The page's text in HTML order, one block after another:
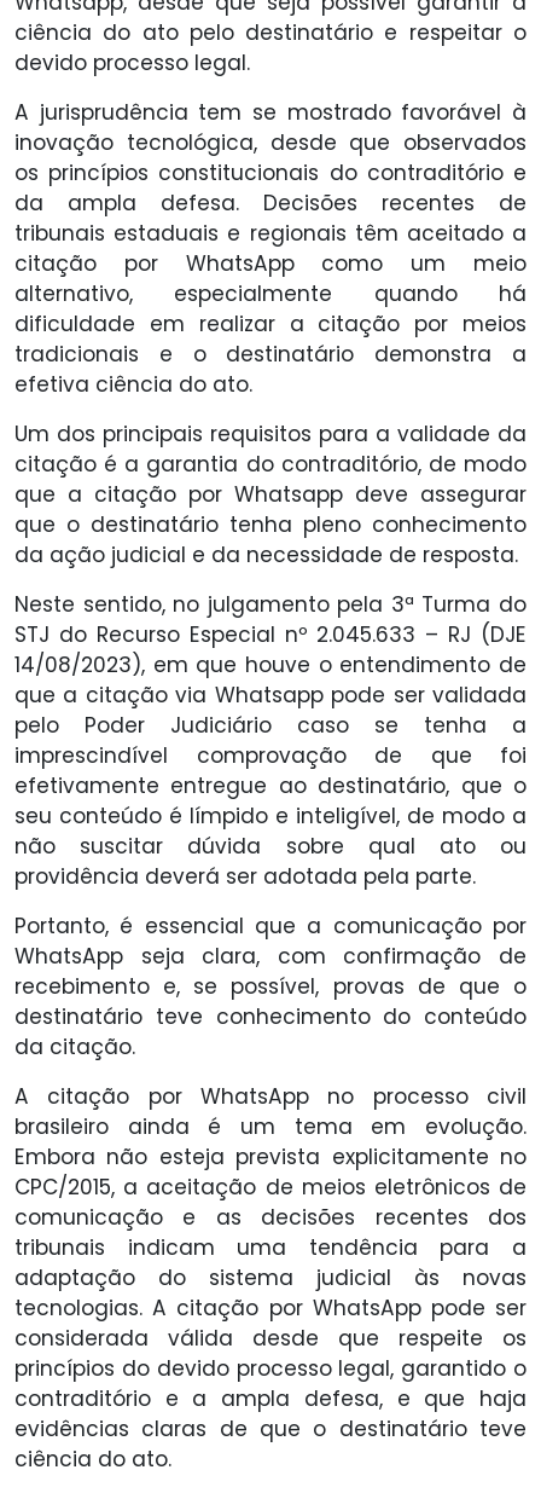
ciência do ato pelo destinatário e respeitar o
devido processo legal.
A jurisprudência tem se mostrado favorável à
inovação tecnológica, desde que observados
os princípios constitucionais do contraditório e
da ampla defesa. Decisões recentes de
tribunais estaduais e regionais têm aceitado a
citação por WhatsApp como um meio
alternativo, especialmente quando há
dificuldade em realizar a citação por meios
tradicionais e o destinatário demonstra a
efetiva ciência do ato.
Um dos principais requisitos para a validade da
citação é a garantia do contraditório, de modo
que a citação por Whatsapp deve assegurar
que o destinatário tenha pleno conhecimento
da ação judicial e da necessidade de resposta.
Neste sentido, no julgamento pela 3ª Turma do
STJ do Recurso Especial nº 2.045.633 – RJ (DJE
14/08/2023), em que houve o entendimento de
que a citação via Whatsapp pode ser validada
pelo Poder Judiciário caso se tenha a
imprescindível comprovação de que foi
efetivamente entregue ao destinatário, que o
seu conteúdo é límpido e inteligível, de modo a
não suscitar dúvida sobre qual ato ou
providência deverá ser adotada pela parte.
Portanto, é essencial que a comunicação por
WhatsApp seja clara, com confirmação de
recebimento e, se possível, provas de que o
destinatário teve conhecimento do conteúdo
da citação.
A citação por WhatsApp no processo civil
brasileiro ainda é um tema em evolução.
Embora não esteja prevista explicitamente no
CPC/2015, a aceitação de meios eletrônicos de
comunicação e as decisões recentes dos
tribunais indicam uma tendência para a
adaptação do sistema judicial às novas
tecnologias. A citação por WhatsApp pode ser
considerada válida desde que respeite os
princípios do devido processo legal, garantido o
contraditório e a ampla defesa, e que haja
evidências claras de que o destinatário teve
ciência do ato.